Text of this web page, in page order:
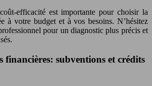
efficacité est importante pour choisir la
à votre budget et à vos besoins. N’hésitez
pour un diagnostic plus précis et
financières: subventions et crédits